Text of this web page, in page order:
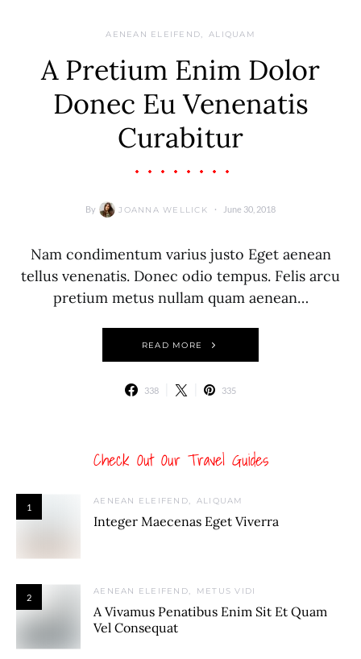
AENEAN ELEIFEND ALIQUAM
A Pretium Enim Dolor
Donec Eu Venenatis
Curabitur
By JOANNA WELLICK June 30, 2018
Nam condimentum varius justo Eget aenean
tellus venenatis. Donec odio tempus. Felis arcu
pretium metus nullam quam aenean…
READ MORE
338 335
Check Out Our Travel Guides
1
AENEAN ELEIFEND ALIQUAM
Integer Maecenas Eget Viverra
2
AENEAN ELEIFEND METUS VIDI
A Vivamus Penatibus Enim Sit Et Quam
Vel Consequat